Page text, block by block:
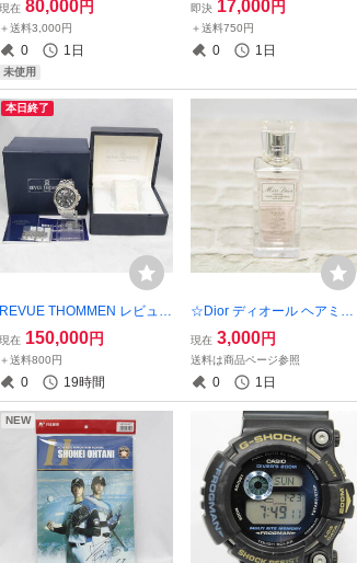
ash 充電ステーション X0858
60 ロボット掃除機 2511-K02
70K(NT)
現在 80,000円
＋送料3,000円
0 1日
未使用
腕時計 タフソーラー 電波時
計 2501-K0022⑨K(NT)
即決 17,000円
＋送料750円
0 1日
本日終了
REVUE THOMMEN レビュ―
トーメン エアスピード クロ
ノグラフ フライバック ビッ
グデイト 16085.6 自動巻き
稼働品 現状品 2511-K0301M
(NT)
現在 150,000円
＋送料800円
0 19時間
☆Dior ディオール ヘアミス
ト Miss Dior ミスディオール
30ml 8割程度 251101K(NT)
現在 3,000円
送料は商品ページ参照
0 1日
NEW